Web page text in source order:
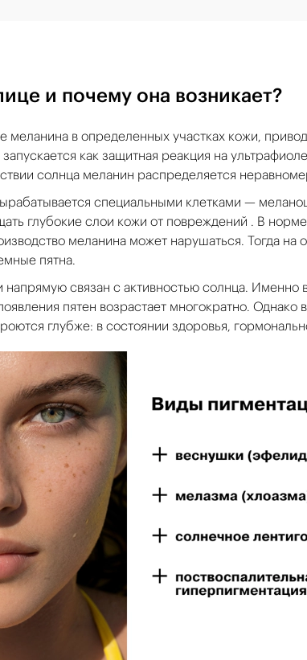
и почему она возникает?
меланина в определенных участках кожи,
как защитная реакция на
солнца меланин распределяется
специальными клетками —
глубокие слои кожи от повреждений . В
меланина может нарушаться. Тогда на
пятна.
связан с активностью солнца. Именно
пятен возрастает многократно.
глубже: в состоянии здоровья,